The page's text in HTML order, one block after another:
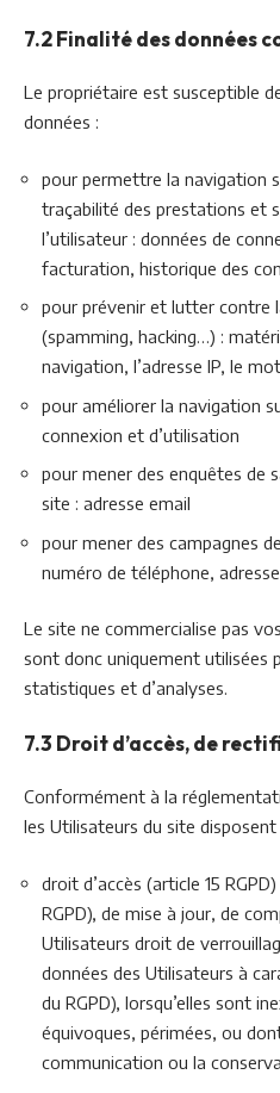
7.2 Finalité des données
Le propriétaire est susceptible
données :
pour permettre la navigation
traçabilité des prestations et
l’utilisateur : données de
facturation, historique des
pour prévenir et lutter contre
(spamming, hacking…) :
navigation, l’adresse IP, le
pour améliorer la navigation
connexion et d’utilisation
pour mener des enquêtes de
site : adresse email
pour mener des campagnes
numéro de téléphone,
Le site ne commercialise pas
sont donc uniquement utilisées
statistiques et d’analyses.
7.3 Droit d’accès, de
Conformément à la
les Utilisateurs du site
droit d’accès (article 15
RGPD), de mise à jour, de
Utilisateurs droit de
données des Utilisateurs à
du RGPD), lorsqu’elles sont
équivoques, périmées, ou
communication ou la